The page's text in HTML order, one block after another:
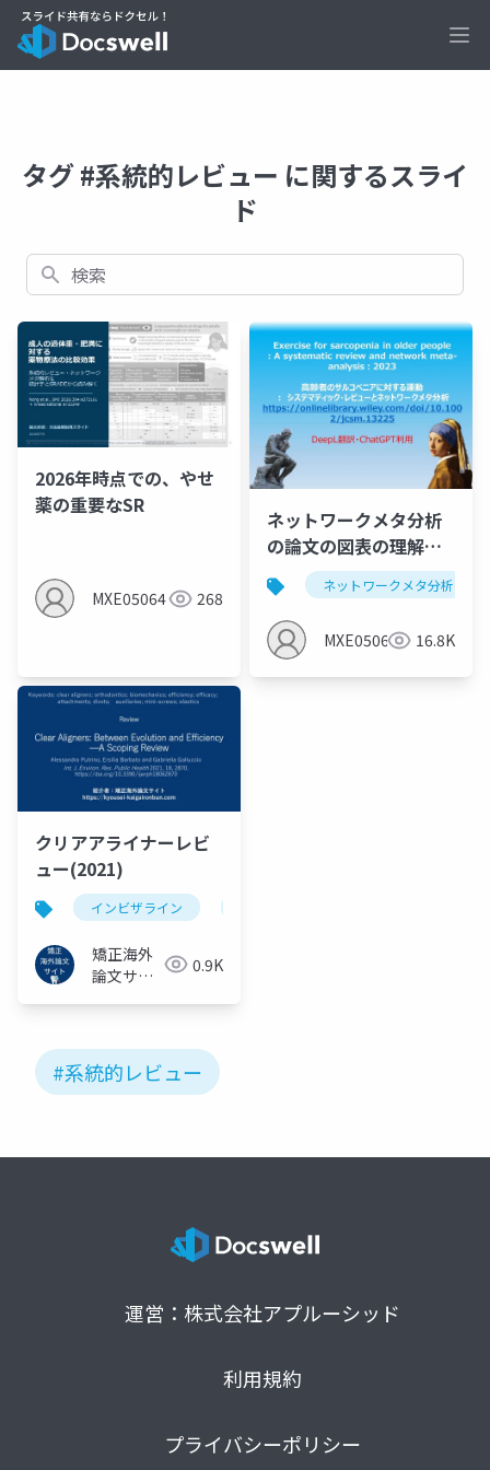
タグ #系統的レビュー に関するスライ
ド
検索
2026年時点での、やせ
薬の重要なSR
MXE05064 268
ネットワークメタ分析
の論文の図表の理解し
よう第1弾：サルコペニ
アと運動のNMA
ネットワークメタ分析
MXE05064 16.8K
クリアアライナーレビ
ュー(2021)
インビザライン
矯正海外
論文サイ
0.9K
#系統的レビュー
運営：株式会社アプルーシッド
利用規約
プライバシーポリシー